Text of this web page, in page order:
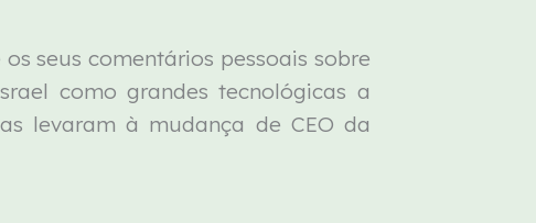
seus comentários pessoais sobre
como grandes tecnológicas a
levaram à mudança de CEO da